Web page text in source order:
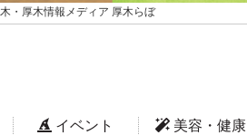
・厚木情報メディア 厚木らぼ
イベント 美容・健康